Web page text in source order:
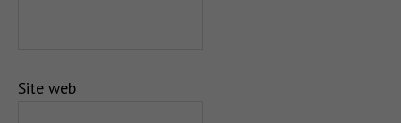
Site web